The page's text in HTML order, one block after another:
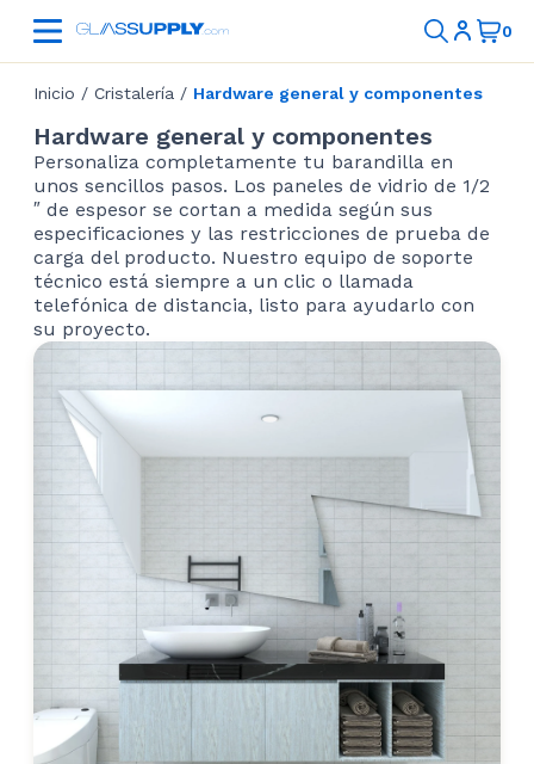
Inicio / Cristalería / Hardware general y componentes
Hardware general y componentes
Personaliza completamente tu barandilla en
unos sencillos pasos. Los paneles de vidrio de 1/2
″ de espesor se cortan a medida según sus
especificaciones y las restricciones de prueba de
carga del producto. Nuestro equipo de soporte
técnico está siempre a un clic o llamada
telefónica de distancia, listo para ayudarlo con
su proyecto.